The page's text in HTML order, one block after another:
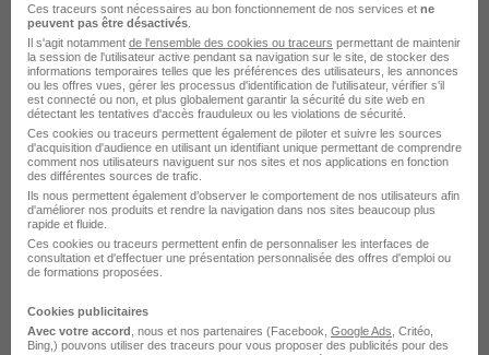
6 de plus
La carte
1 Rue Henry Dunant
45140 Ingré
Localiser le poste
Ces traceurs sont nécessaires au bon fonctionnement de nos services et ne
peuvent pas être désactivés
Il s'agit notamment de l'ensemble des cookies ou traceurs permettant de maintenir
la session de l'utilisateur active pendant sa navigation sur le site, de stocker des
informations temporaires telles que les préférences des utilisateurs, les annonces
ou les offres vues, gérer les processus d'identification de l'utilisateur, vérifier s'il
est connecté ou non, et plus globalement garantir la sécurité du site web en
détectant les tentatives d'accès frauduleux ou les violations de sécurité.
Ces cookies ou traceurs permettent également de piloter et suivre les sources
d'acquisition d'audience en utilisant un identifiant unique permettant de comprendre
comment nos utilisateurs naviguent sur nos sites et nos applications en fonction
des différentes sources de trafic.
Ils nous permettent également d’observer le comportement de nos utilisateurs afin
d'améliorer nos produits et rendre la navigation dans nos sites beaucoup plus
rapide et fluide.
Ces cookies ou traceurs permettent enfin de personnaliser les interfaces de
consultation et d'effectuer une présentation personnalisée des offres d'emploi ou
de formations proposées.
Cookies publicitaires
Avec votre accord , nous et nos partenaires (Facebook, Google Ads , Critéo,
Bing,) pouvons utiliser des traceurs pour vous proposer des publicités pour des